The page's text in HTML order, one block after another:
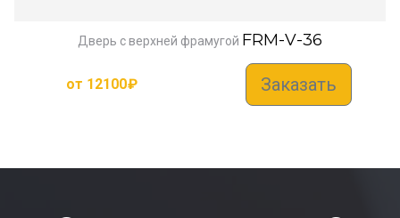
Дверь с верхней фрамугой FRM-V-36
от 12100₽ Заказать